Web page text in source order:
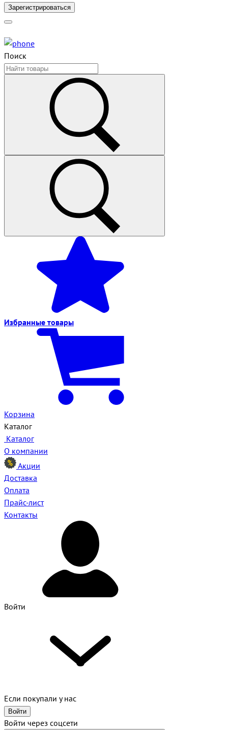
Зарегистрироваться
Поиск
Избранные товары
Корзина
Каталог
Каталог
О компании
Акции
Доставка
Оплата
Прайс-лист
Контакты
Войти
Если покупали у нас
Войти
Войти через соцсети